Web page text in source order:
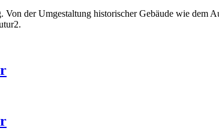
der Umgestaltung historischer Gebäude wie dem